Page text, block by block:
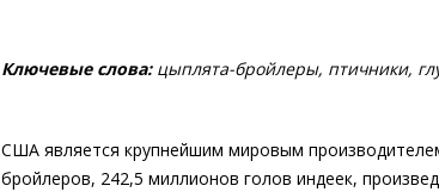
Ключевые слова:цыплята-бройлеры, птичники,
США является крупнейшим мировым
бройлеров, 242,5 миллионов голов индеек,